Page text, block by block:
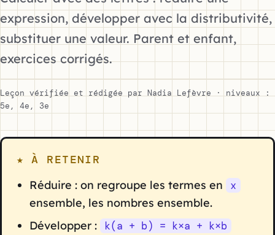
expression, développer avec la distributivité,
substituer une valeur. Parent et enfant,
exercices corrigés.
Leçon vérifiée et rédigée par Nadia Lefèvre · niveaux :
5e, 4e, 3e
★ À RETENIR
Réduire : on regroupe les termes en x
ensemble, les nombres ensemble.
Développer :
k(a + b) = k×a + k×b